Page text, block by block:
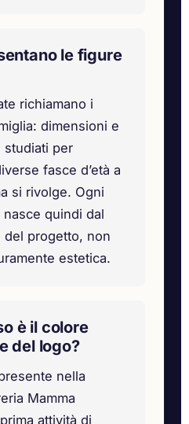
le figure
richiamano i
dimensioni e
studiati per
fasce d’età a
si rivolge. Ogni
quindi dal
del progetto, non
estetica.
è il colore
del logo?
nella
Mamma
attività di